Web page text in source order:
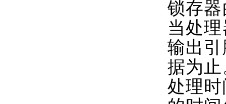
锁存
当处
输出
据为
处理